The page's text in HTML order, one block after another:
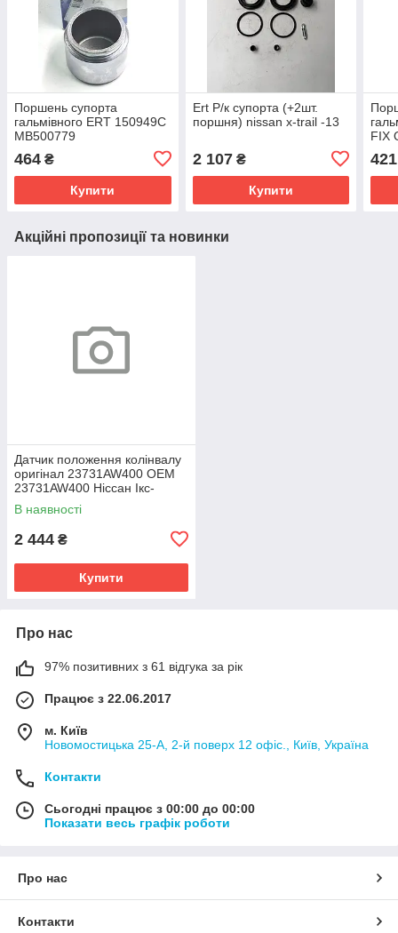
Поршень супорта
гальмівного ERT 150949C
MB500779
464 ₴
Купити
Ert Р/к супорта (+2шт.
поршня) nissan x-trail -13
2 107₴
Купити
FIX
421
Акційні пропозиції та новинки
Датчик положення колінвалу
оригінал 23731AW400 OEM
23731AW400 Ніссан Ікс-
Трейл 2001-2013
В наявності
2 444 ₴
Купити
Про нас
97% позитивних з 61 відгука за рік
Працює з 22.06.2017
м. Київ
Новомостицька 25-А, 2-й поверх 12 офіс., Київ, Україна
Контакти
Сьогодні працює з 00:00 до 00:00
Показати весь графік роботи
Про нас
Контакти